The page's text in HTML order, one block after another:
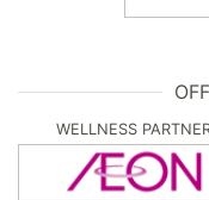
WELLNESS